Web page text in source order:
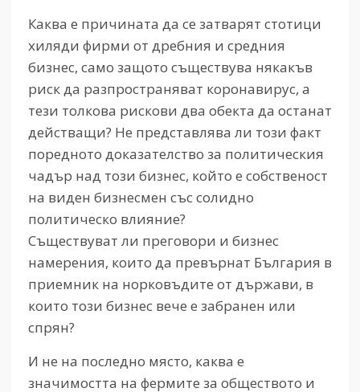
Каква е причината да се затварят стотици
хиляди фирми от дребния и средния
бизнес, само защото съществува някакъв
риск да разпространяват коронавирус, а
тези толкова рискови два обекта да останат
действащи? Не представлява ли този факт
поредното доказателство за политическия
чадър над този бизнес, който е собственост
на виден бизнесмен със солидно
политическо влияние?
Съществуват ли преговори и бизнес
намерения, които да превърнат България в
приемник на норковъдите от държави, в
които този бизнес вече е забранен или
спрян?
И не на последно място, каква е
значимостта на фермите за обществото и